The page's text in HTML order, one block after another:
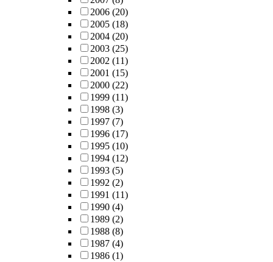
2006 (20)
2005 (18)
2004 (20)
2003 (25)
2002 (11)
2001 (15)
2000 (22)
1999 (11)
1998 (3)
1997 (7)
1996 (17)
1995 (10)
1994 (12)
1993 (5)
1992 (2)
1991 (11)
1990 (4)
1989 (2)
1988 (8)
1987 (4)
1986 (1)